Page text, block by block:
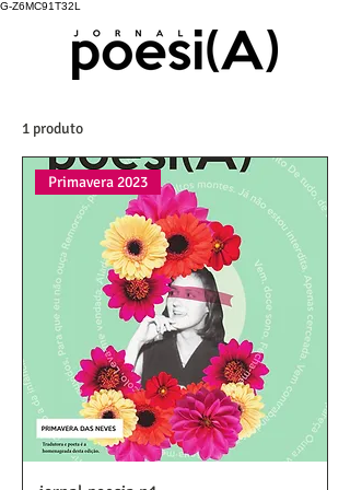
G-Z6MC91T32L
1 produto
Primavera 2023